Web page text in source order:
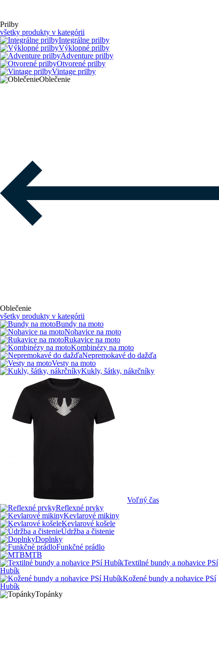
Prilby
všetky produkty v kategórii
Integrálne prilby
Výklopné prilby
Adventure prilby
Otvorené prilby
Vintage prilby
Oblečenie
Oblečenie
všetky produkty v kategórii
Bundy na moto
Nohavice na moto
Rukavice na moto
Kombinézy na moto
Nepremokavé do dažďa
Vesty na moto
Kukly, šátky, nákrčníky
Voľný čas
Reflexné prvky
Kevlarové mikiny
Kevlarové košele
Údržba a čistenie
Doplnky
Funkčné prádlo
MTB
Textilné bundy a nohavice PSí
Hubík
Kožené bundy a nohavice PSí
Hubík
Topánky